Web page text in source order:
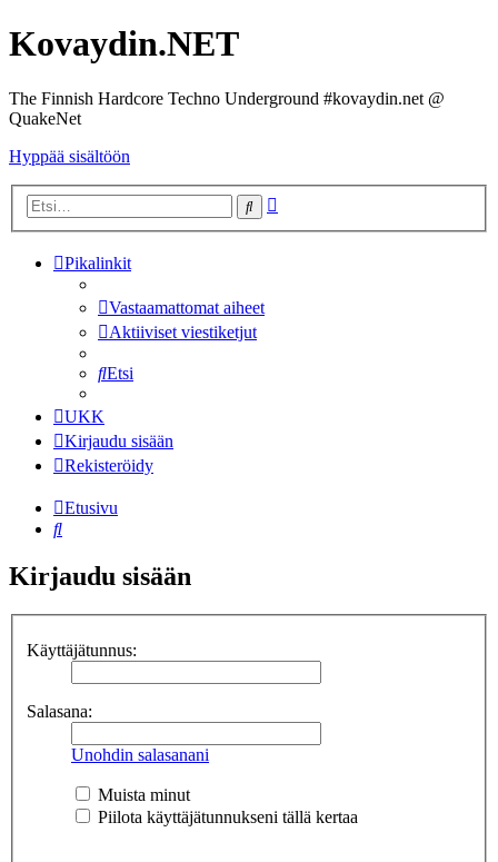
Kovaydin.NET
The Finnish Hardcore Techno Underground #kovaydin.net @
QuakeNet
Hyppää sisältöön
Etsi
Pikalinkit
Vastaamattomat aiheet
Aktiiviset viestiketjut
Etsi
UKK
Kirjaudu sisään
Rekisteröidy
Etusivu
Etsi
Kirjaudu sisään
Käyttäjätunnus:
Salasana:
Unohdin salasanani
Muista minut
Piilota käyttäjätunnukseni tällä kertaa